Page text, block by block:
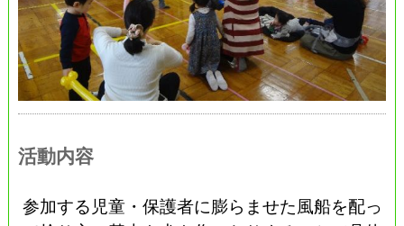
活動内容
参加する児童・保護者に膨らませた風船を配っ